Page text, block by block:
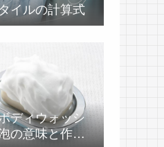
イルの計算式
ディウォッシ
の意味と作り